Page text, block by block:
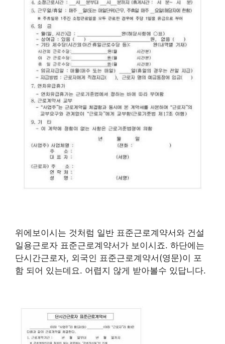
위에보이시는 것처럼 일반 표준근로계약서와 건설
일용근로자 표준근로계약서가 보이시죠. 하단에는
단시간근로자, 외국인 표준근로계약서(영문)이 포
함 되어 있는데요. 어렵지 않게 받아볼수 있답니다.